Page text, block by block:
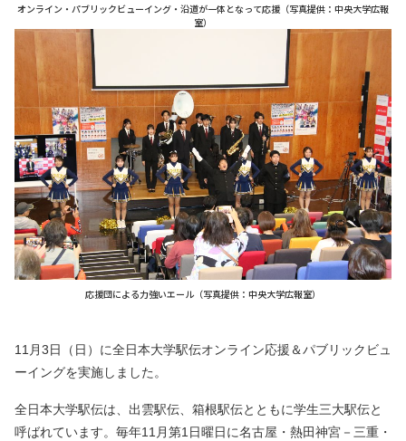
オンライン・パブリックビューイング・沿道が一体となって応援（写真提供：中央大学広報
室）
応援団による力強いエール（写真提供：中央大学広報室）
11月3日（日）に全日本大学駅伝オンライン応援＆パブリックビュ
ーイングを実施しました。
全日本大学駅伝は、出雲駅伝、箱根駅伝とともに学生三大駅伝と
呼ばれています。毎年11月第1日曜日に名古屋・熱田神宮－三重・